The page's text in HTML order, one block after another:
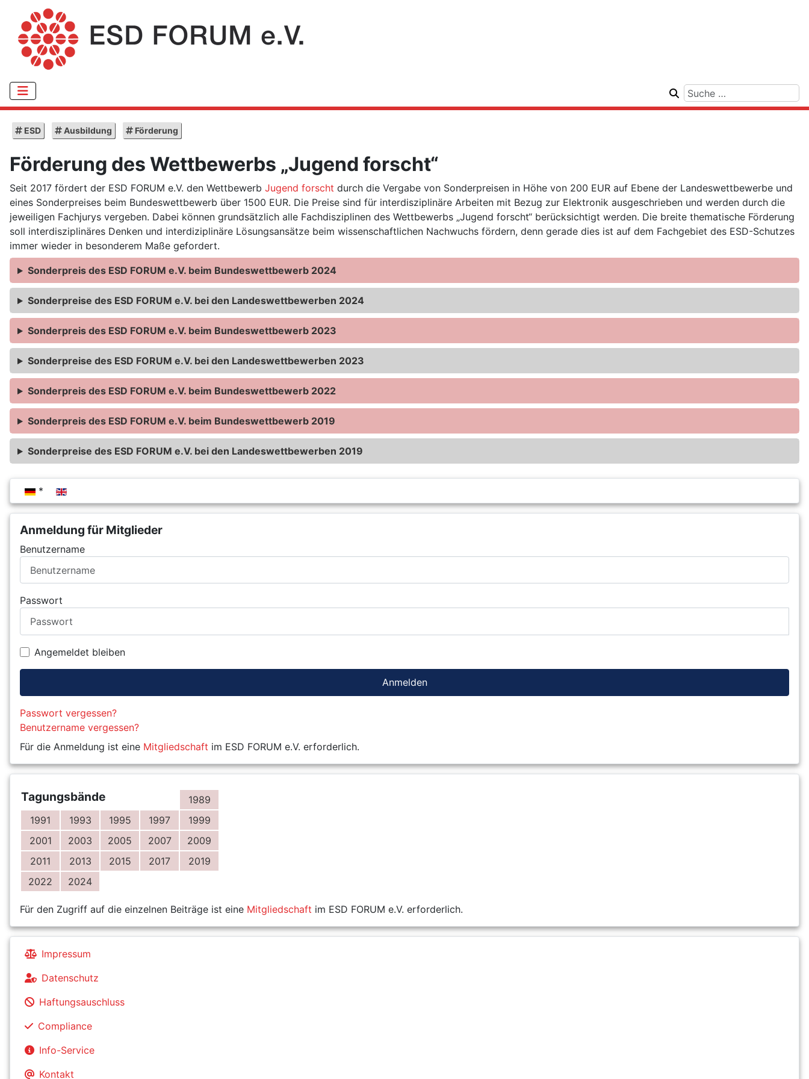
Sprache auswählen
Anmeldung für Mitglieder
Benutzername
Passwort
Angemeldet bleiben
Anmelden
Passwort vergessen?
Benutzername vergessen?
Für die Anmeldung ist eine Mitgliedschaft im ESD FORUM e.V. erforderlich.
Tagungsbände
1989
1991
1993 1995 1997
1999
2001
2003 2005 2007
2009
2011
2013 2015 2017
2019
2022
2024
Für den Zugriff auf die einzelnen Beiträge ist eine Mitgliedschaft im ESD FORUM e.V. erforderlich.
Impressum
Datenschutz
Haftungsauschluss
Compliance
Info-Service
Kontakt
ESD Ausbildung Förderung
Förderung des Wettbewerbs „Jugend forscht“
Seit 2017 fördert der ESD FORUM e.V. den Wettbewerb Jugend forscht durch die Vergabe von Sonderpreisen in Höhe von 200 EUR auf Ebene der Landeswettbewerbe und
eines Sonderpreises beim Bundeswettbewerb über 1500 EUR. Die Preise sind für interdisziplinäre Arbeiten mit Bezug zur Elektronik ausgeschrieben und werden durch die
jeweiligen Fachjurys vergeben. Dabei können grundsätzlich alle Fachdisziplinen des Wettbewerbs „Jugend forscht“ berücksichtigt werden. Die breite thematische Förderung
soll interdisziplinäres Denken und interdiziplinäre Lösungsansätze beim wissenschaftlichen Nachwuchs fördern, denn gerade dies ist auf dem Fachgebiet des ESD-Schutzes
immer wieder in besonderem Maße gefordert.
Sonderpreis des ESD FORUM e.V. beim Bundeswettbewerb 2024
Sonderpreise des ESD FORUM e.V. bei den Landeswettbewerben 2024
Sonderpreis des ESD FORUM e.V. beim Bundeswettbewerb 2023
Sonderpreise des ESD FORUM e.V. bei den Landeswettbewerben 2023
Sonderpreis des ESD FORUM e.V. beim Bundeswettbewerb 2022
Sonderpreis des ESD FORUM e.V. beim Bundeswettbewerb 2019
Sonderpreise des ESD FORUM e.V. bei den Landeswettbewerben 2019